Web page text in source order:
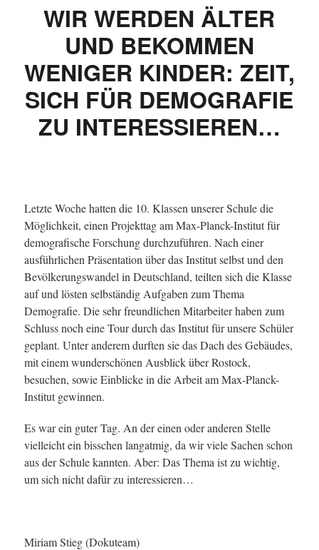
WIR WERDEN ÄLTER
UND BEKOMMEN
WENIGER KINDER: ZEIT,
SICH FÜR DEMOGRAFIE
ZU INTERESSIEREN…
Letzte Woche hatten die 10. Klassen unserer Schule die
Möglichkeit, einen Projekttag am Max-Planck-Institut für
demografische Forschung durchzuführen. Nach einer
ausführlichen Präsentation über das Institut selbst und den
Bevölkerungswandel in Deutschland, teilten sich die Klasse
auf und lösten selbständig Aufgaben zum Thema
Demografie. Die sehr freundlichen Mitarbeiter haben zum
Schluss noch eine Tour durch das Institut für unsere Schüler
geplant. Unter anderem durften sie das Dach des Gebäudes,
mit einem wunderschönen Ausblick über Rostock,
besuchen, sowie Einblicke in die Arbeit am Max-Planck-
Institut gewinnen.
Es war ein guter Tag. An der einen oder anderen Stelle
vielleicht ein bisschen langatmig, da wir viele Sachen schon
aus der Schule kannten. Aber: Das Thema ist zu wichtig,
um sich nicht dafür zu interessieren…
Miriam Stieg (Dokuteam)